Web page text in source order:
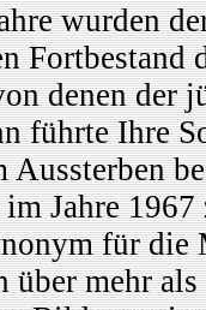
wurden
Fortbestand
denen der
führte Ihre
Aussterben
Jahre
für
über mehr